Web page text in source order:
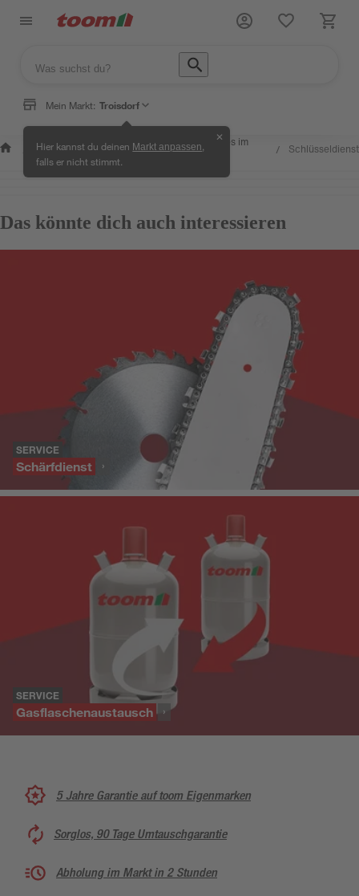
Mein Markt: Troisdorf
Hier kannst du deinen Markt anpassen
falls er nicht stimmt.
✕
Wissen &
Service
/
toom
Service
/
Services im
Markt
/ Schlüsseldienst
Das könnte dich auch interessieren
SERVICE
Schärfdienst
SERVICE
Gasflaschenaustausch
5 Jahre Garantie auf toom Eigenmarken
Sorglos, 90 Tage Umtauschgarantie
Abholung im Markt in 2 Stunden